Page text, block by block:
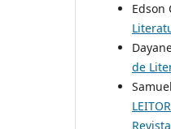
Edson
de